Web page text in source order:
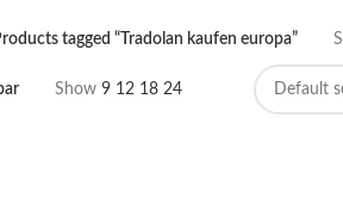
tagged “Tradolan kaufen europa”
Show 9 12 18 24